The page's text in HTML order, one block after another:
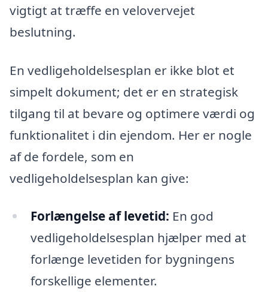
vigtigt at træffe en velovervejet
beslutning.
En vedligeholdelsesplan er ikke blot et
simpelt dokument; det er en strategisk
tilgang til at bevare og optimere værdi og
funktionalitet i din ejendom. Her er nogle
af de fordele, som en
vedligeholdelsesplan kan give:
Forlængelse af levetid: En god
vedligeholdelsesplan hjælper med at
forlænge levetiden for bygningens
forskellige elementer.